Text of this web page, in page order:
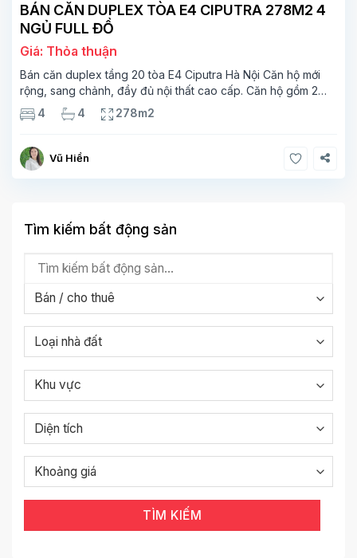
BÁN CĂN DUPLEX TÒA E4 CIPUTRA 278M2 4
NGỦ FULL ĐỒ
Giá: Thỏa thuận
Bán căn duplex tầng 20 tòa E4 Ciputra Hà Nội Căn hộ mới
rộng, sang chảnh, đầy đủ nội thất cao cấp. Căn hộ gồm 2
tầng. Tầng 1 rộng 142m2 bao gồm phòng khách, phòng ăn,
phòng bếp, 2 phòng ngủ,
4 4 278m2
Vũ Hiền
Tìm kiếm bất động sản
TÌM KIẾM